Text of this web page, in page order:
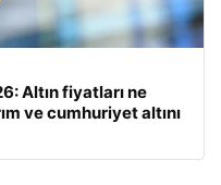
Altın fiyatları ne
ve cumhuriyet altını